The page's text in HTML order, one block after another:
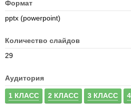
Формат
pptx (powerpoint)
Количество слайдов
29
Аудитория
1 КЛАСС 2 КЛАСС 3 КЛАСС